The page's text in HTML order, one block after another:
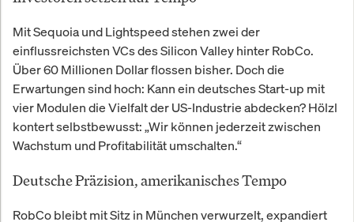
Mit Sequoia und Lightspeed stehen zwei der
einflussreichsten VCs des Silicon Valley hinter RobCo.
Über 60 Millionen Dollar flossen bisher. Doch die
Erwartungen sind hoch: Kann ein deutsches Start-up mit
vier Modulen die Vielfalt der US-Industrie abdecken? Hölzl
kontert selbstbewusst: „Wir können jederzeit zwischen
Wachstum und Profitabilität umschalten.“
Deutsche Präzision, amerikanisches Tempo
RobCo bleibt mit Sitz in München verwurzelt, expandiert